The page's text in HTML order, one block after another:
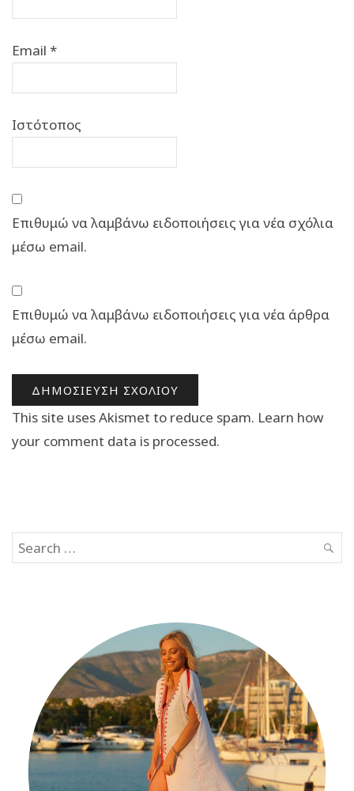
Email *
Ιστότοπος
Επιθυμώ να λαμβάνω ειδοποιήσεις για νέα σχόλια
μέσω email.
Επιθυμώ να λαμβάνω ειδοποιήσεις για νέα άρθρα
μέσω email.
This site uses Akismet to reduce spam. Learn how
your comment data is processed.
Search
for: